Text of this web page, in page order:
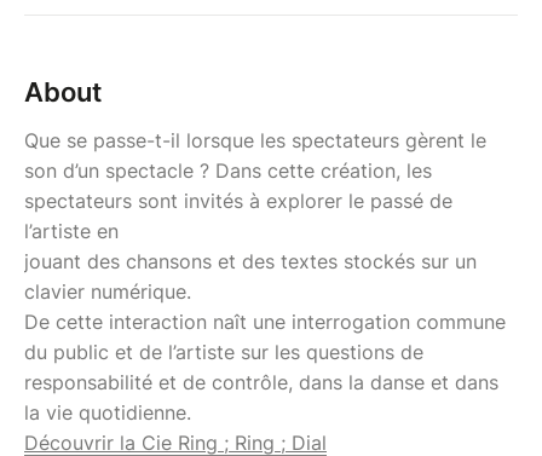
About
Que se passe-t-il lorsque les spectateurs gèrent le
son d’un spectacle ? Dans cette création, les
spectateurs sont invités à explorer le passé de
l’artiste en
jouant des chansons et des textes stockés sur un
clavier numérique.
De cette interaction naît une interrogation commune
du public et de l’artiste sur les questions de
responsabilité et de contrôle, dans la danse et dans
la vie quotidienne.
Découvrir la Cie Ring ; Ring ; Dial